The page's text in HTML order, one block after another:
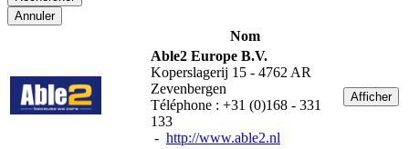
Annuler
Nom
Able2 Europe B.V.
Koperslagerij 15 - 4762 AR
Zevenbergen
Téléphone : +31 (0)168 - 331
133
- http://www.able2.nl
Afficher